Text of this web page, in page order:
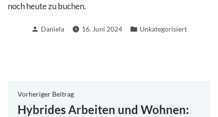
noch heute zu buchen.
Verfasst
Daniela 16. Juni 2024
Veröffentlicht
Unkategorisiert
Beitragsnavigation
Vorheriger BeitragVorheriger
Beitrag:
Hybrides Arbeiten und Wohnen: